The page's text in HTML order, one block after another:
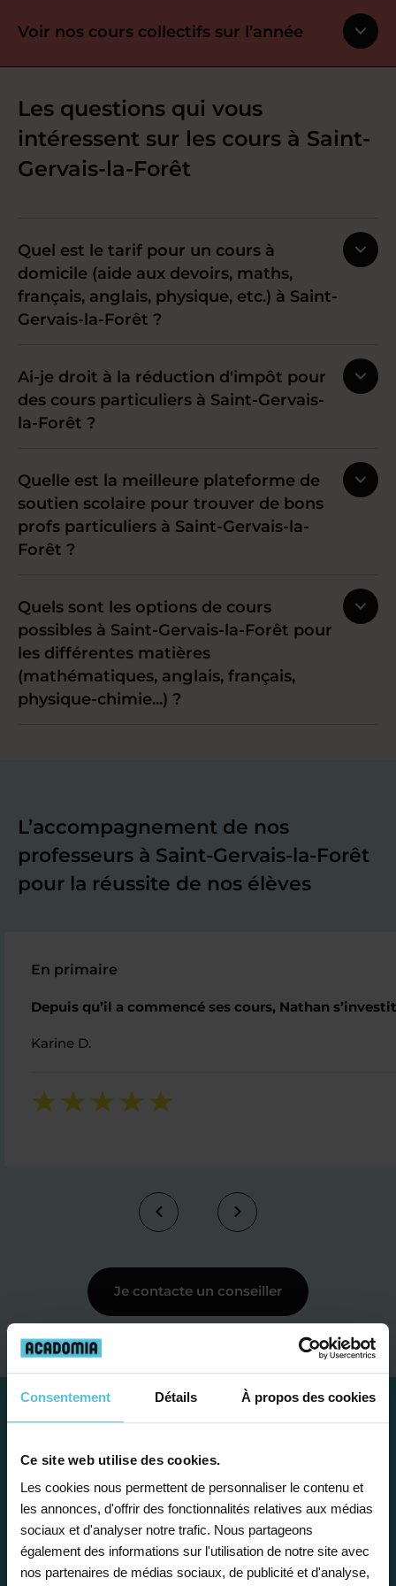
Consentement Détails À propos des cookies
Ce site web utilise des cookies.
Les cookies nous permettent de personnaliser le contenu et
les annonces, d'offrir des fonctionnalités relatives aux médias
sociaux et d'analyser notre trafic. Nous partageons
également des informations sur l'utilisation de notre site avec
nos partenaires de médias sociaux, de publicité et d'analyse,
Voir nos cours collectifs sur l’année
Les questions qui vous
intéressent sur les cours à Saint-
Gervais-la-Forêt
Quel est le tarif pour un cours à
domicile (aide aux devoirs, maths,
français, anglais, physique, etc.) à Saint-
Gervais-la-Forêt ?
Ai-je droit à la réduction d'impôt pour
des cours particuliers à Saint-Gervais-
la-Forêt ?
Quelle est la meilleure plateforme de
soutien scolaire pour trouver de bons
profs particuliers à Saint-Gervais-la-
Forêt ?
Quels sont les options de cours
possibles à Saint-Gervais-la-Forêt pour
les différentes matières
(mathématiques, anglais, français,
physique-chimie...) ?
L’accompagnement de nos
professeurs à Saint-Gervais-la-Forêt
pour la réussite de nos élèves
En primaire
Depuis qu’il a commencé ses cours, Nathan
Karine D.
Je contacte un conseiller